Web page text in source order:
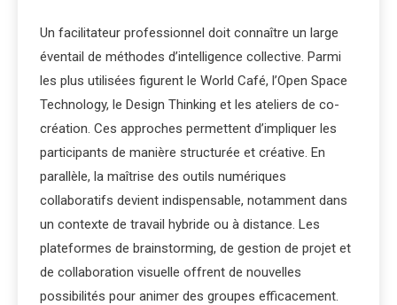
Un facilitateur professionnel doit connaître un large
éventail de méthodes d’intelligence collective. Parmi
les plus utilisées figurent le World Café, l’Open Space
Technology, le Design Thinking et les ateliers de co-
création. Ces approches permettent d’impliquer les
participants de manière structurée et créative. En
parallèle, la maîtrise des outils numériques
collaboratifs devient indispensable, notamment dans
un contexte de travail hybride ou à distance. Les
plateformes de brainstorming, de gestion de projet et
de collaboration visuelle offrent de nouvelles
possibilités pour animer des groupes efficacement.